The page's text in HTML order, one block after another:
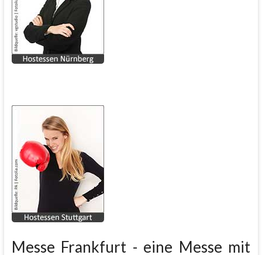
Messe Frankfurt - eine Messe mit